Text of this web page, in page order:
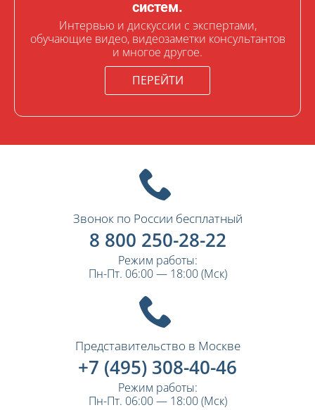
систем.
Интервью и дискуссии с экспертами,
обучающие видео, видеозаметки консультантов
и многое другое.
ПЕРЕЙТИ
Звонок по России бесплатный
8 800 250-28-22
Режим работы:
Пн-Пт. 06:00 — 18:00 (Мск)
Представительство в Москве
+7 (495) 308-40-46
Режим работы:
Пн-Пт. 06:00 — 18:00 (Мск)